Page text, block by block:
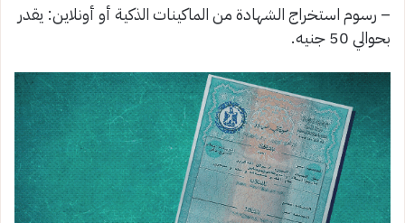
– رسوم استخراج الشهادة من الماكينات الذكية أو أونلاين: يقدر
بحوالي 50 جنيه.